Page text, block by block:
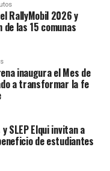
RallyMobil 2026 y
las 15 comunas
inaugura el Mes de
a transformar la fe
SLEP Elqui invitan a
de estudiantes